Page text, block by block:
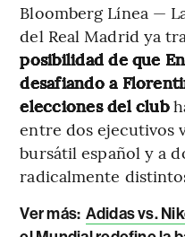
Bloomberg Línea —
del Real Madrid ya
posibilidad de que
desafiando a
elecciones del club
entre dos ejecutivos
bursátil español y a
radicalmente
Ver más: Adidas vs.